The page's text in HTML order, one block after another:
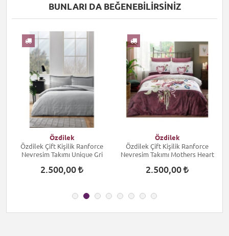
BUNLARI DA BEĞENEBILIRSINIZ
Özdilek
Özdilek Çift Kişilik Ranforce
Nevresim Takımı Unique Gri
2.500,00
Özdilek
Özdilek Çift Kişilik Ranforce
Nevresim Takımı Mothers Heart
2.500,00